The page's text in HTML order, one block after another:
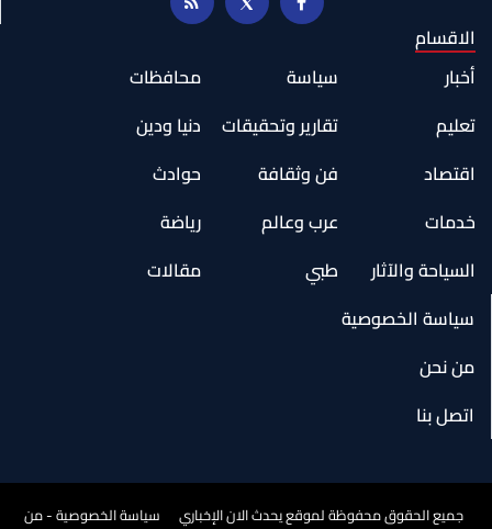
الاقسام
أخبار
سياسة
محافظات
تعليم
تقارير وتحقيقات
دنيا ودين
اقتصاد
فن وثقافة
حوادث
خدمات
عرب وعالم
رياضة
السياحة والآثار
طبي
مقالات
سياسة الخصوصية
من نحن
اتصل بنا
جميع الحقوق محفوظة لموقع يحدث الان الإخباري سياسة الخصوصية - من